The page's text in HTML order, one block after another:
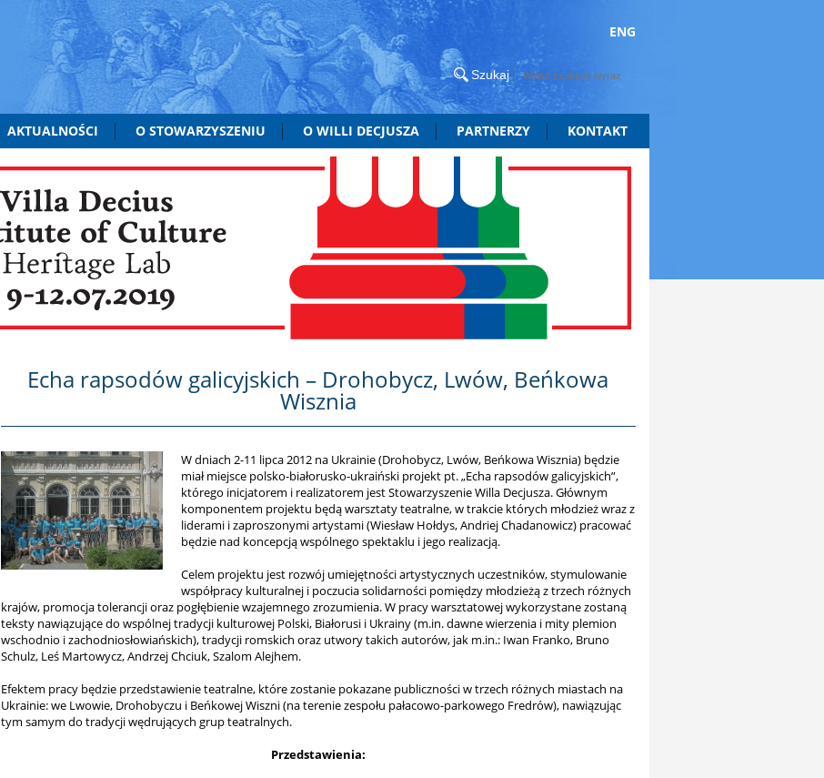
ENG
AKTUALNOŚCI O STOWARZYSZENIU O WILLI DECJUSZA PARTNERZY KONTAKT
Echa rapsodów galicyjskich – Drohobycz, Lwów, Beńkowa
Wisznia
W dniach 2-11 lipca 2012 na Ukrainie (Drohobycz, Lwów, Beńkowa Wisznia) będzie
miał miejsce polsko-białorusko-ukraiński projekt pt. „Echa rapsodów galicyjskich”,
którego inicjatorem i realizatorem jest Stowarzyszenie Willa Decjusza. Głównym
komponentem projektu będą warsztaty teatralne, w trakcie których młodzież wraz z
liderami i zaproszonymi artystami (Wiesław Hołdys, Andriej Chadanowicz) pracować
będzie nad koncepcją wspólnego spektaklu i jego realizacją.
Celem projektu jest rozwój umiejętności artystycznych uczestników, stymulowanie
współpracy kulturalnej i poczucia solidarności pomiędzy młodzieżą z trzech różnych
krajów, promocja tolerancji oraz pogłębienie wzajemnego zrozumienia. W pracy warsztatowej wykorzystane zostaną
teksty nawiązujące do wspólnej tradycji kulturowej Polski, Białorusi i Ukrainy (m.in. dawne wierzenia i mity plemion
wschodnio i zachodniosłowiańskich), tradycji romskich oraz utwory takich autorów, jak m.in.: Iwan Franko, Bruno
Schulz, Leś Martowycz, Andrzej Chciuk, Szalom Alejhem.
Efektem pracy będzie przedstawienie teatralne, które zostanie pokazane publiczności w trzech różnych miastach na
Ukrainie: we Lwowie, Drohobyczu i Beńkowej Wiszni (na terenie zespołu pałacowo-parkowego Fredrów), nawiązując
tym samym do tradycji wędrujących grup teatralnych.
Przedstawienia: